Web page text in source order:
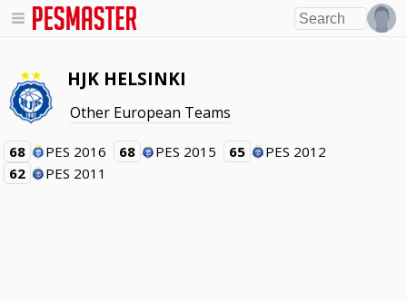
HJK HELSINKI
Other European Teams
68 PES 2016 68 PES 2015 65
PES 2012
62
PES 2011